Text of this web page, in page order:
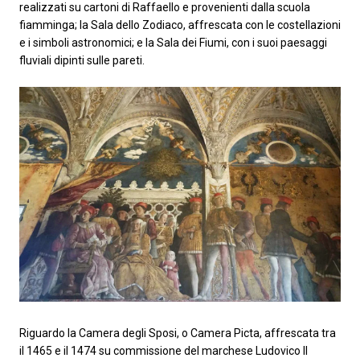
realizzati su cartoni di Raffaello e provenienti dalla scuola
fiamminga; la Sala dello Zodiaco, affrescata con le costellazioni
e i simboli astronomici; e la Sala dei Fiumi, con i suoi paesaggi
fluviali dipinti sulle pareti.
Riguardo la Camera degli Sposi, o Camera Picta, affrescata tra
il 1465 e il 1474 su commissione del marchese Ludovico II